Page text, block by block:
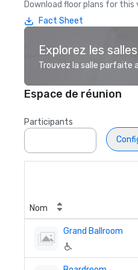
Download floor plans for this
Fact Sheet
Explorez les
Trouvez la salle parfaite
Espace de réunion
Participants
Nom
Grand Ballroom